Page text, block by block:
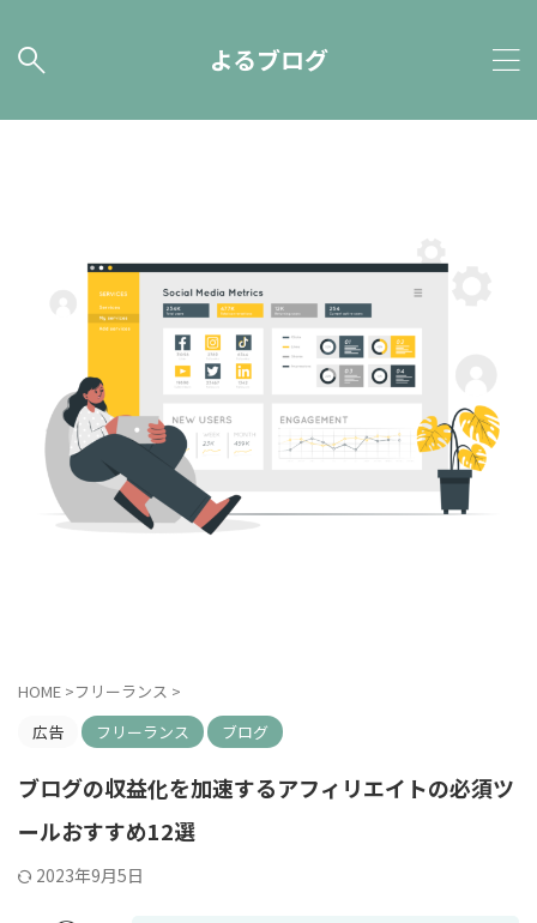
よるブログ
HOME >フリーランス >
広告
フリーランス ブログ
ブログの収益化を加速するアフィリエイトの必須ツ
ールおすすめ12選
2023年9月5日